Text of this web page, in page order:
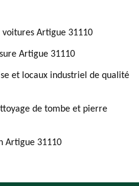
Artigue 31110
Artigue 31110
et locaux industriel de qualité
de tombe et pierre
Artigue 31110